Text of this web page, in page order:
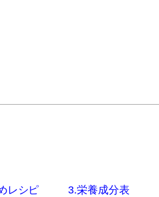
レシピ 3.栄養成分表